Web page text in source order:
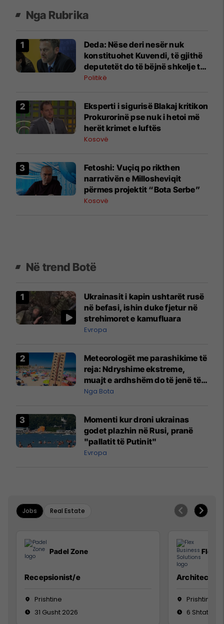
Nga Rubrika
Deda: Nëse deri nesër nuk
konstituohet Kuvendi, të gjithë
deputetët do të bëjnë shkelje të
rëndë kushtetuese
Politikë
Eksperti i sigurisë Blakaj kritikon
Prokurorinë pse nuk i hetoi më
herët krimet e luftës
Kosovë
Fetoshi: Vuçiq po rikthen
narrativën e Millosheviqit
përmes projektit “Bota Serbe”
Kosovë
Në trend Botë
Ukrainasit i kapin ushtarët rusë
në befasi, ishin duke fjetur në
strehimoret e kamufluara
Evropa
Meteorologët me parashikime të
reja: Ndryshime ekstreme,
muajt e ardhshëm do të jenë të
pazakontë
Nga Bota
Momenti kur droni ukrainas
godet plazhin në Rusi, pranë
"pallatit të Putinit"
Evropa
Jobs Real Estate
Padel Zone
Recepsionist/e
Prishtine
31 Gusht 2026
Flex
Architect
Prishtinë
6 Shtator